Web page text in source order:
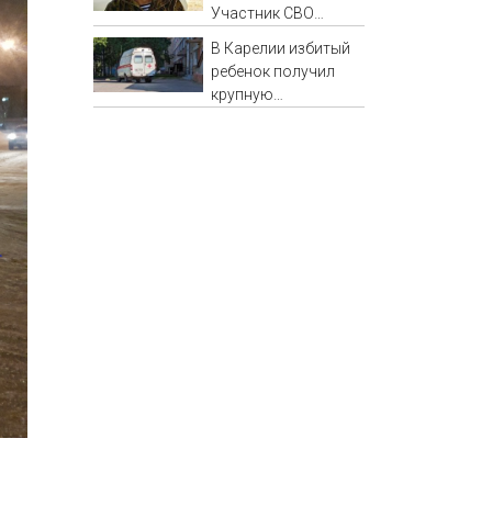
Участник СВО
спасло его в
схватке с медведем
В Карелии избитый
ребенок получил
крупную